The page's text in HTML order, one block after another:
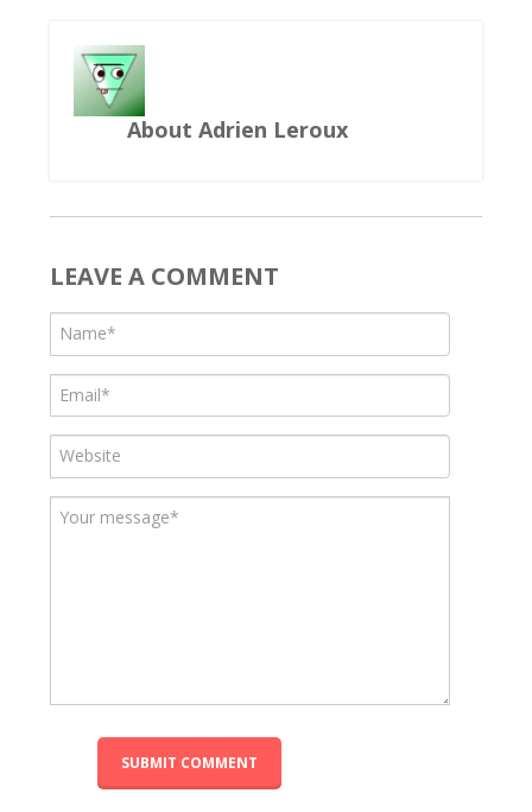
About Adrien Leroux
LEAVE A COMMENT